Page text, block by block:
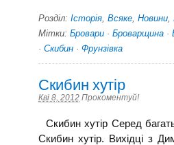
Розділ: Історія Всяке Новини
Мітки: Бровари · Броварщина ·
· Скибин · Фрунзівка
Скибин хутір
Кві 8, 2012 Прокоментуй!
Скибин хутір Серед
Скибин хутір. Вихідці з